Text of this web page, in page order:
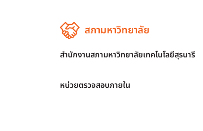
สภามหาวิทยาลัย
สำนักงานสภามหาวิทยาลัยเทคโนโลยีสุรนารี
หน่วยตรวจสอบภายใน